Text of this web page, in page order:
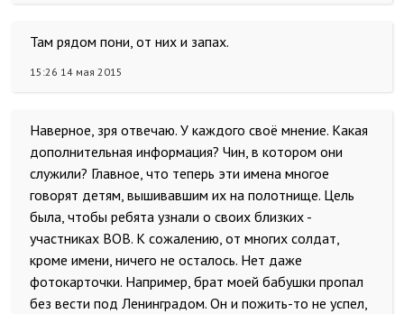
Там рядом пони, от них и запах.
15:26 14 мая 2015
Наверное, зря отвечаю. У каждого своё мнение. Какая
дополнительная информация? Чин, в котором они
служили? Главное, что теперь эти имена многое
говорят детям, вышивавшим их на полотнище. Цель
была, чтобы ребята узнали о своих близких -
участниках ВОВ. К сожалению, от многих солдат,
кроме имени, ничего не осталось. Нет даже
фотокарточки. Например, брат моей бабушки пропал
без вести под Ленинградом. Он и пожить-то не успел,